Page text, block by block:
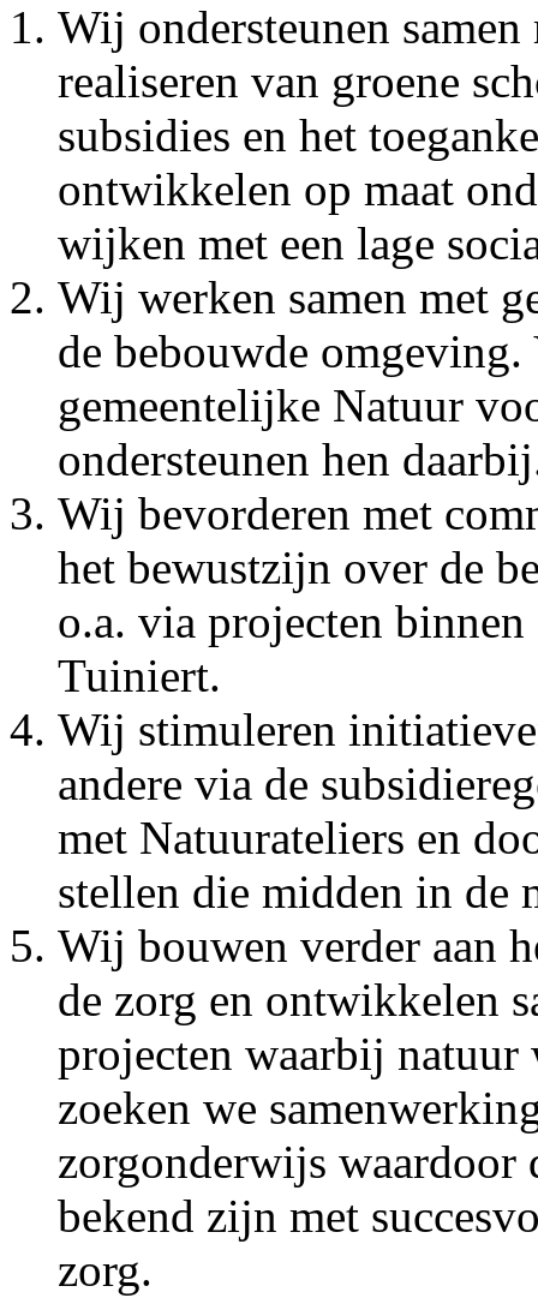
Wij ondersteunen
realiseren van groene
subsidies en het
ontwikkelen op maat
wijken met een lage
Wij werken samen met
de bebouwde
gemeentelijke Natuur
ondersteunen hen
Wij bevorderen met
het bewustzijn over de
o.a. via projecten
Tuiniert.
Wij stimuleren
andere via de
met Natuurateliers en
stellen die midden in de
Wij bouwen verder aan
de zorg en ontwikkelen
projecten waarbij
zoeken we
zorgonderwijs waardoor
bekend zijn met
zorg.